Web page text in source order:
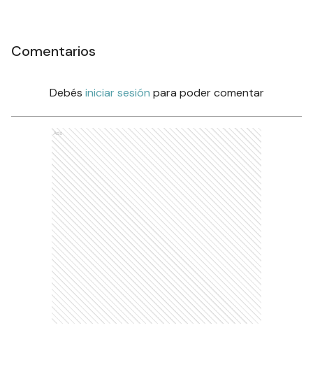
Comentarios
Debés iniciar sesión para poder comentar
Ads